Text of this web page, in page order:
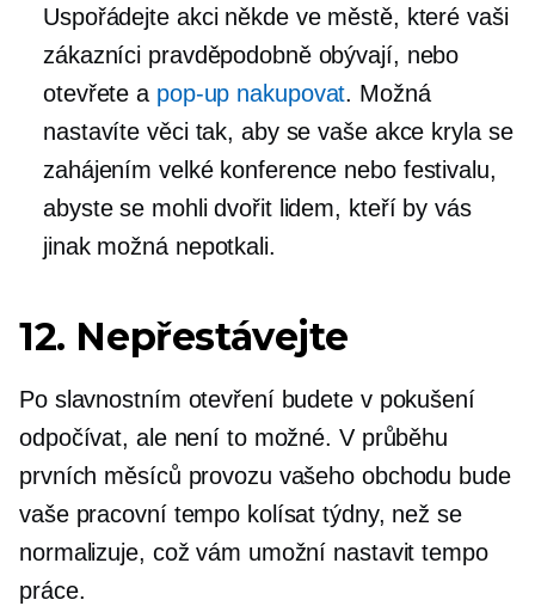
Uspořádejte akci někde ve městě, které vaši
zákazníci pravděpodobně obývají, nebo
otevřete a pop-up nakupovat. Možná
nastavíte věci tak, aby se vaše akce kryla se
zahájením velké konference nebo festivalu,
abyste se mohli dvořit lidem, kteří by vás
jinak možná nepotkali.
12. Nepřestávejte
Po slavnostním otevření budete v pokušení
odpočívat, ale není to možné. V průběhu
prvních měsíců provozu vašeho obchodu bude
vaše pracovní tempo kolísat týdny, než se
normalizuje, což vám umožní nastavit tempo
práce.